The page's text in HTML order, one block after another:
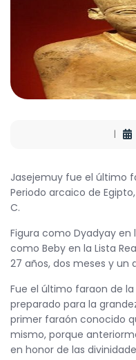
Jasejemuy fue el último
Periodo arcaico de
C.
Figura como Dyadyay en
como Beby en la Lista
27 años, dos meses y un
Fue el último faraon de
preparado para la
primer faraón conocido
mismo, porque
en honor de las